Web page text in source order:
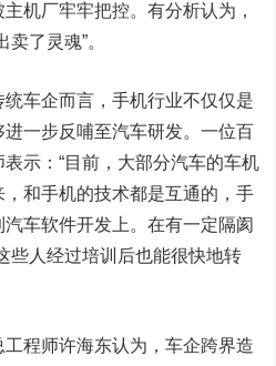
机厂牢牢把控。有分析认为，
了灵魂”。
车企而言，手机行业不仅仅是
一步反哺至汽车研发。一位百
示：“目前，大部分汽车的车机
和手机的技术都是互通的，手
车软件开发上。在有一定隔阂
些人经过培训后也能很快地转
程师许海东认为，车企跨界造